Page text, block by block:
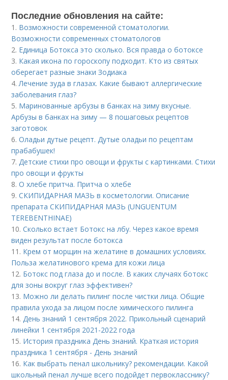
Последние обновления на сайте:
1. Возможности современной стоматологии.
Возможности современных стоматологов
2. Единица Ботокса это сколько. Вся правда о ботоксе
3. Какая икона по гороскопу подходит. Кто из святых
оберегает разные знаки Зодиака
4.Лечение зуда в глазах. Какие бывают аллергические
заболевания глаз?
5. Маринованные арбузы в банках на зиму вкусные.
Арбузы в банках на зиму — 8 пошаговых рецептов
заготовок
6.Оладьи дутые рецепт. Дутые оладьи по рецептам
прабабушек!
7.Детские стихи про овощи и фрукты с картинками. Стихи
про овощи и фрукты
8.О хлебе притча. Притча о хлебе
9.СКИПИДАРНАЯ МАЗЬ в косметологии. Описание
препарата СКИПИДАРНАЯ МАЗЬ (UNGUENTUM
TEREBENTHINAE)
10.Сколько встает Ботокс на лбу. Через какое время
виден результат после ботокса
11. Крем от морщин на желатине в домашних условиях.
Польза желатинового крема для кожи лица
12. Ботокс под глаза до и после. В каких случаях ботокс
для зоны вокруг глаз эффективен?
13. Можно ли делать пилинг после чистки лица. Общие
правила ухода за лицом после химического пилинга
14.День знаний 1 сентября 2022. Прикольный сценарий
линейки 1 сентября 2021-2022 года
15. История праздника День знаний. Краткая история
праздника 1 сентября - День знаний
16. Как выбрать пенал школьнику? рекомендации. Какой
школьный пенал лучше всего подойдет первокласснику?